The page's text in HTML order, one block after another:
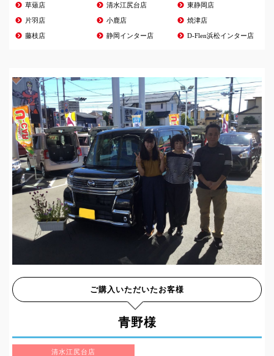
草薙店 清水江尻台店 東静岡店
片羽店 小鹿店 焼津店
藤枝店 静岡インター店 D-Flen浜松インター店
ご購入いただいたお客様
青野様
清水江尻台店